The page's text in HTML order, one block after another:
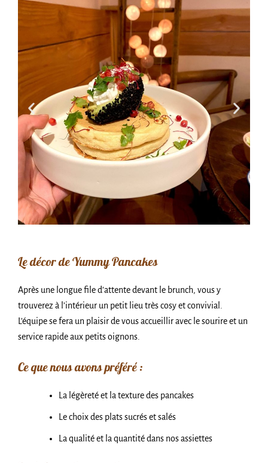
Le décor de Yummy Pancakes
Après une longue file d’attente devant le brunch, vous y
trouverez à l’intérieur un petit lieu très cosy et convivial.
L’équipe se fera un plaisir de vous accueillir avec le sourire et un
service rapide aux petits oignons.
Ce que nous avons préféré :
La légèreté et la texture des pancakes
Le choix des plats sucrés et salés
La qualité et la quantité dans nos assiettes